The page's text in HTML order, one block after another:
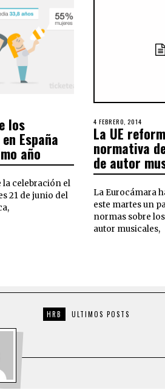
los
España
año
la celebración el
21 de junio del
4 FEBRERO, 2014
La UE
normativa
de autor
La Eurocámara
este martes un
normas sobre
autor musicales,
HRB ULTIMOS POSTS